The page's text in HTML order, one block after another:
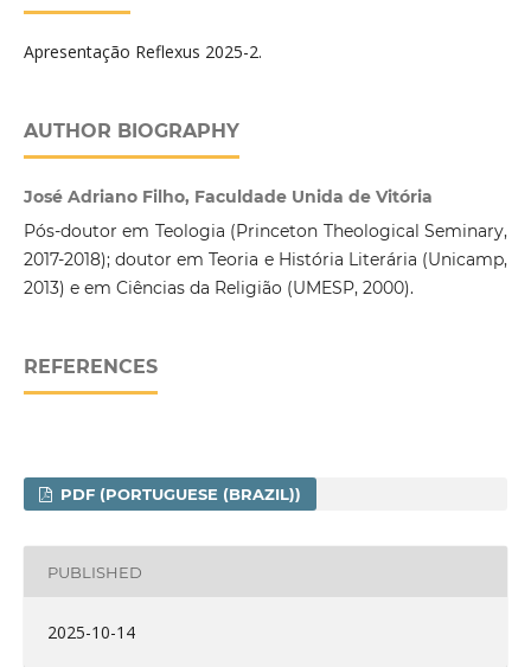
Apresentação Reflexus 2025-2.
AUTHOR BIOGRAPHY
José Adriano Filho, Faculdade Unida de Vitória
Pós-doutor em Teologia (Princeton Theological Seminary,
2017-2018); doutor em Teoria e História Literária (Unicamp,
2013) e em Ciências da Religião (UMESP, 2000).
REFERENCES
PDF (PORTUGUESE (BRAZIL))
PUBLISHED
2025-10-14